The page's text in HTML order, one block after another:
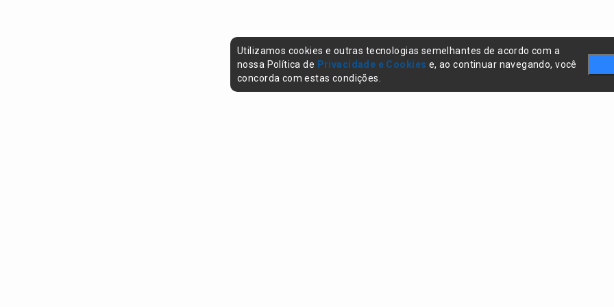
Utilizamos cookies e outras tecnologias semelhantes de acordo com a
nossa Política de Privacidade e Cookies e, ao continuar navegando, você
concorda com estas condições.